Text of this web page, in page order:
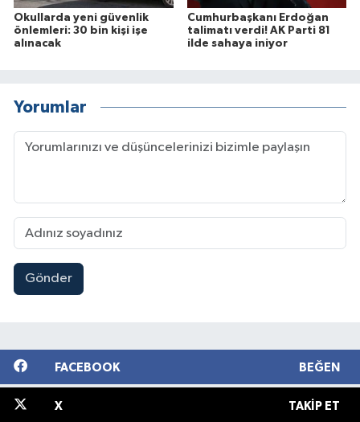
Okullarda yeni güvenlik
önlemleri: 30 bin kişi işe
alınacak
Cumhurbaşkanı Erdoğan
talimatı verdi! AK Parti 81
ilde sahaya iniyor
Yorumlar
Gönder
FACEBOOK BEĞEN
X TAKIP ET